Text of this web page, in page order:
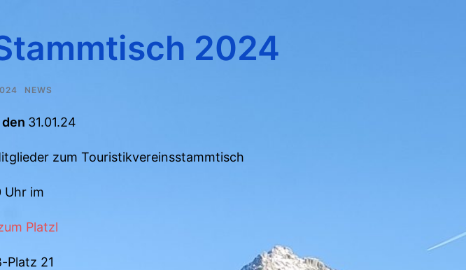
2024
NEWS
31.01.24
zum Touristikvereinsstammtisch
Uhr im
Platzl
Platz 21